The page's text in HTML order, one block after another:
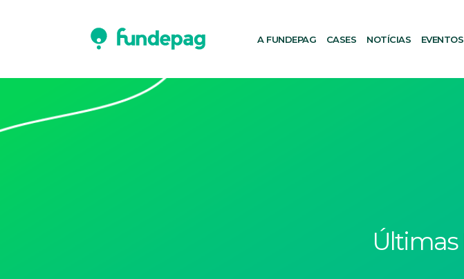
A FUNDEPAG CASES NOTÍCIAS EVENTOS
Últimas